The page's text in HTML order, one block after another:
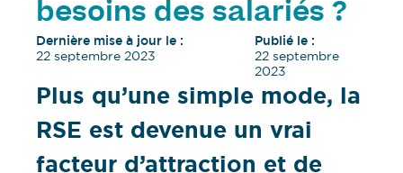
besoins des salariés ?
Dernière mise à jour le :
22 septembre 2023
Publié le :
22 septembre
2023
Plus qu’une simple mode, la
RSE est devenue un vrai
facteur d’attraction et de